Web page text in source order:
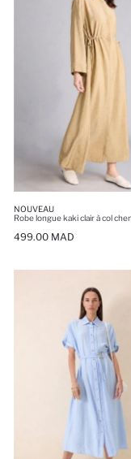
NOUVEAU
499.00 MAD